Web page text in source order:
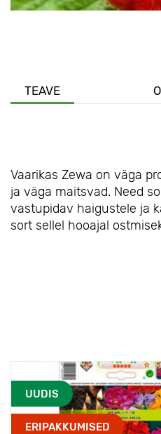
TEAVE
Vaarikas Zewa on väga
ja väga maitsvad. Need
vastupidav haigustele ja
sort sellel hooajal
UUDIS
ERIPAKKUMISED